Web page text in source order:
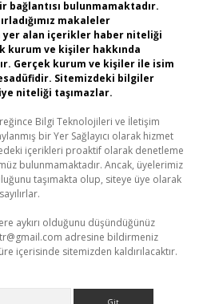
bağlantısı bulunmamaktadır.
makaleler
yer alan içerikler haber niteliği
kurum ve kişiler hakkında
Gerçek kurum ve kişiler ile isim
Sitemizdeki bilgiler
niteliği taşımazlar.
Bilgi Teknolojileri ve İletişim
bir Yer Sağlayıcı olarak hizmet
içerikleri proaktif olarak denetleme
bulunmamaktadır. Ancak, üyelerimiz
taşımakta olup, siteye üye olarak
aykırı olduğunu düşündüğünüz
adresine bildirmeniz
içerisinde sitemizden kaldırılacaktır.